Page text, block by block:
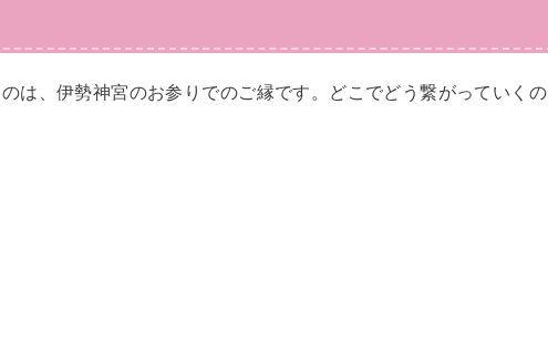
は、伊勢神宮のお参りでのご縁です。どこでどう繋がっていくの